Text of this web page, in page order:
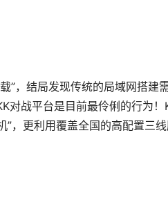
”，结局发现传统的局域网搭建
对战平台是目前最伶俐的行为！
，更利用覆盖全国的高配置三